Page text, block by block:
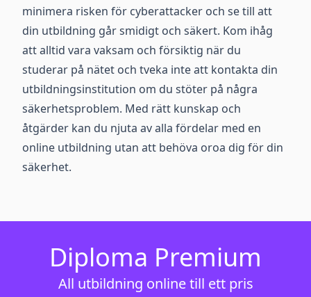
minimera risken för cyberattacker och se till att
din utbildning går smidigt och säkert. Kom ihåg
att alltid vara vaksam och försiktig när du
studerar på nätet och tveka inte att kontakta din
utbildningsinstitution om du stöter på några
säkerhetsproblem. Med rätt kunskap och
åtgärder kan du njuta av alla fördelar med en
online utbildning utan att behöva oroa dig för din
säkerhet.
Diploma Premium
All utbildning online till ett pris